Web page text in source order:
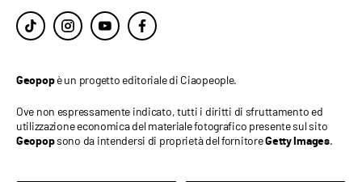
Geopopè un progetto editoriale di Ciaopeople.
Ove non espressamente indicato, tutti i diritti di sfruttamento ed
utilizzazione economica del materiale fotografico presente sul sito
Geopopsono da intendersi di proprietà del fornitoreGetty Images.